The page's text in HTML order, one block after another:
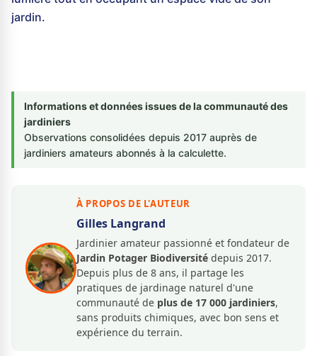
jardin.
Informations et données issues de la communauté des
jardiniers
Observations consolidées depuis 2017 auprès de
jardiniers amateurs abonnés à la calculette.
À PROPOS DE L'AUTEUR
Gilles Langrand
Jardinier amateur passionné et fondateur de
Jardin Potager Biodiversité depuis 2017.
Depuis plus de 8 ans, il partage les
pratiques de jardinage naturel d'une
communauté de plus de 17 000 jardiniers,
sans produits chimiques, avec bon sens et
expérience du terrain.